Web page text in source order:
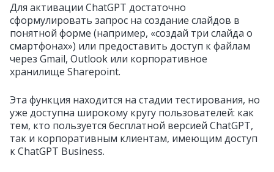
Для активации ChatGPT достаточно
сформулировать запрос на создание слайдов в
понятной форме (например, «создай три слайда о
смартфонах») или предоставить доступ к файлам
через Gmail, Outlook или корпоративное
хранилище Sharepoint.
Эта функция находится на стадии тестирования, но
уже доступна широкому кругу пользователей: как
тем, кто пользуется бесплатной версией ChatGPT,
так и корпоративным клиентам, имеющим доступ
к ChatGPT Business.